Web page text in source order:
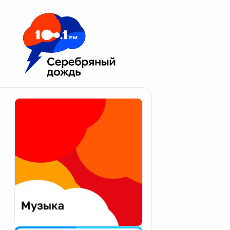
Москва 100.1 FM
Апатиты
Екатеринбург
Калининград
Калуга